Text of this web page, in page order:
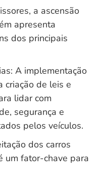
a ascensão
apresenta
dos principais
A implementação
criação de leis e
lidar com
segurança e
pelos veículos.
dos carros
um fator-chave para